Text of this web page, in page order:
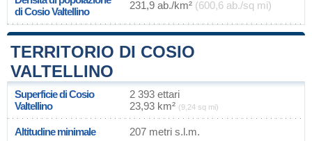
di Cosio Valtellino
231,9 ab./km² (600,6 ab./sq mi)
TERRITORIO DI COSIO
VALTELLINO
Superficie di Cosio
Valtellino
2 393 ettari
23,93 km² (9,24 sq mi)
Altitudine minimale 207 metri s.l.m.